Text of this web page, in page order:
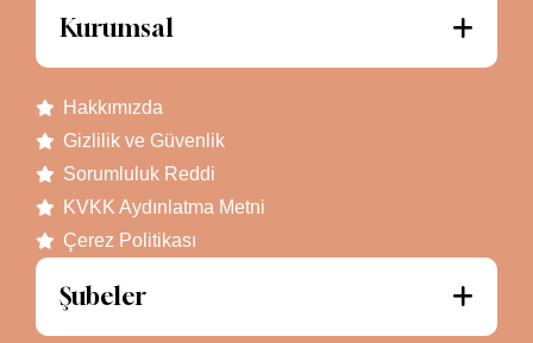
Kurumsal
Hakkımızda
Gizlilik ve Güvenlik
Sorumluluk Reddi
KVKK Aydınlatma Metni
Çerez Politikası
Şubeler